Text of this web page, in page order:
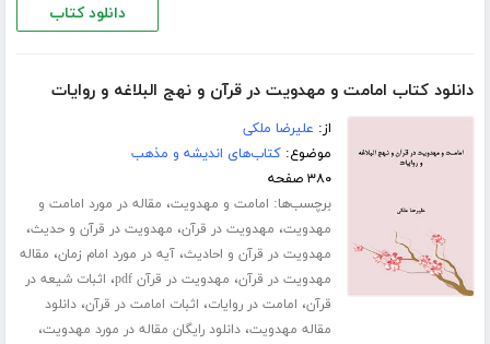
دانلود کتاب
دانلود کتاب امامت و مهدویت در قرآن و نهج البلاغه و روایات
از: علیرضا ملکی
موضوع:کتاب‌های اندیشه و مذهب
۳۸۰ صفحه
برچسب‌ها: امامت و مهدویت، مقاله در مورد امامت و
مهدویت، مهدویت در قرآن، مهدویت در قرآن و حدیث،
مهدویت در قرآن و احادیث،آیه در مورد امام زمان، مقاله
مهدویت در قرآن، مهدویت در قرآن pdf ، اثبات شیعه در
قرآن، امامت در روایات، اثبات امامت در قرآن،دانلود
مقاله مهدویت،دانلود رایگان مقاله در مورد مهدویت،